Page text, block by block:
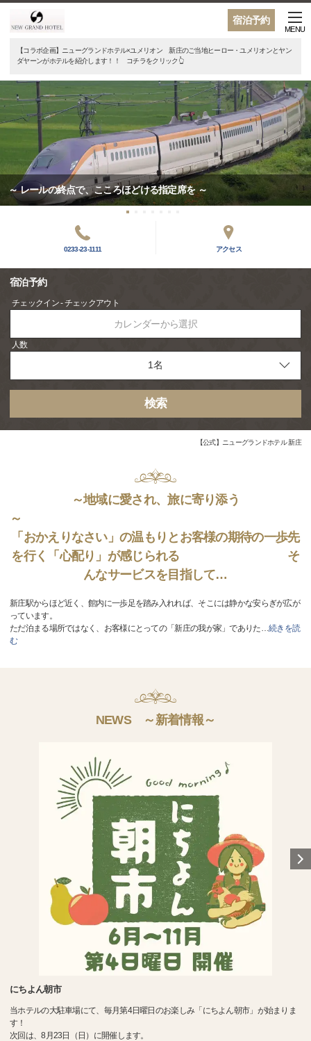
宿泊予約
MENU
【コラボ企画】ニューグランドホテル×ユメリオン 新庄のご当地ヒーロー・ユメリオンとヤン
ダヤーンがホテルを紹介します！！ コチラをクリック👆
～ レールの終点で、こころほどける指定席を ～
0233-23-1111 アクセス
宿泊予約
チェックイン - チェックアウト
カレンダーから選択
人数
検索
【公式】ニューグランドホテル 新庄
～地域に愛され、旅に寄り添う
「おかえりなさい」の温もりとお客様の期待の一歩先
を行く「心配り」が感じられる そ
んなサービスを目指して…
新庄駅からほど近く、館内に一歩足を踏み入れれば、そこには静かな安らぎが広が
っています。
ただ泊まる場所ではなく、お客様にとっての「新庄の我が家」でありた…続きを読
む
NEWS ～新着情報～
にちよん朝市
当ホテルの大駐車場にて、毎月第4日曜日のお楽しみ「にちよん朝市」が始まりま
す！
次回は、8月23日（日）に開催します。